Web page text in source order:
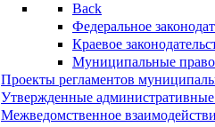
Back
Федеральное
Краевое
Муниципальные
Проекты регламентов
Утвержденные
Межведомственное